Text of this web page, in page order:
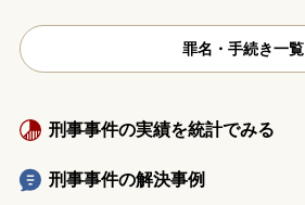
罪名・手続き一覧
刑事事件の実績を統計でみる
刑事事件の解決事例